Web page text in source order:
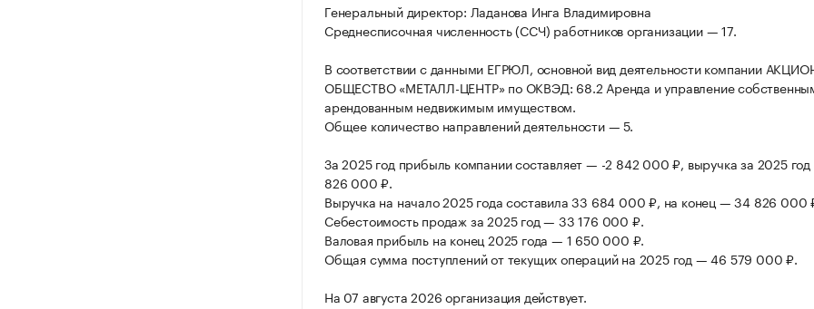
Генеральный директор: Ладанова Инга Владимировна
Среднесписочная численность (ССЧ) работников организации — 17.
В соответствии с данными ЕГРЮЛ, основной вид деятельности компании
ОБЩЕСТВО «МЕТАЛЛ-ЦЕНТР» по ОКВЭД: 68.2 Аренда и управление
арендованным недвижимым имуществом.
Общее количество направлений деятельности — 5.
За 2025 год прибыль компании составляет — -2 842 000 ₽, выручка за 2025
826 000 ₽.
Выручка на начало 2025 года составила 33 684 000 ₽, на конец — 34 826 000
Себестоимость продаж за 2025 год — 33 176 000 ₽.
Валовая прибыль на конец 2025 года — 1 650 000 ₽.
Общая сумма поступлений от текущих операций на 2025 год — 46 579 000 ₽.
На 07 августа 2026 организация действует.